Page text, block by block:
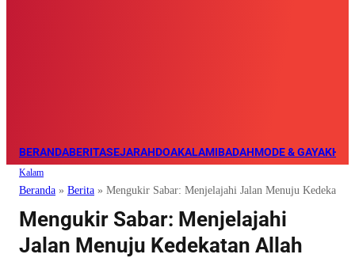
BERANDABERITASEJARAHDOAKALAMIBADAHMODE & GAYA
Kalam
Beranda » Berita » Mengukir Sabar: Menjelajahi Jalan Menuju Kedekatan
Mengukir Sabar: Menjelajahi
Jalan Menuju Kedekatan Allah